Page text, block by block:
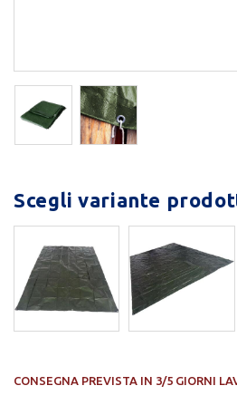
Scegli variante
CONSEGNA PREVISTA IN 3/5 GIORNI